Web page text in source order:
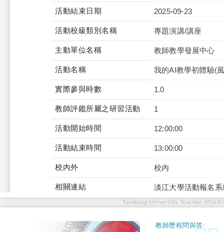
活動結束日期 2025-09-23
活動校級類別名稱 專題演講/講座
主動單位名稱 教師教學發展中心
活動名稱 我的AI教學初體驗(
實際參與時數 1.0
教師評鑑所屬之研習活動 1
活動開始時間 12:00:00
活動結束時間 13:00:00
校內外 校內
相關連結 淡江大學活動報名
Tamkang University Teacher
教師歷程問與答: